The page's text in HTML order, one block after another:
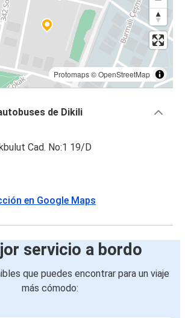
Protomaps©OpenStreetMap
de Dikili
Cad. No:1 19/D
en Google Maps
servicio a bordo
que puedes encontrar para un viaje
más cómodo: